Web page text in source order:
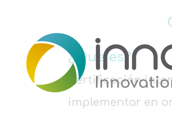
¿Que es?
Certificación
implementar en